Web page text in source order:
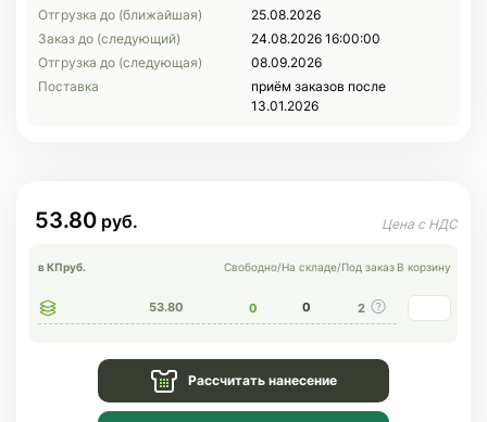
Отгрузка до (ближайшая)
25.08.2026
Заказ до (следующий)
24.08.2026 16:00:00
Отгрузка до (следующая)
08.09.2026
Поставка
приём заказов после
13.01.2026
53.80
в КПруб. Свободно/На складе/Под заказ В корзину
53.80 0 0 2
Рассчитать нанесение